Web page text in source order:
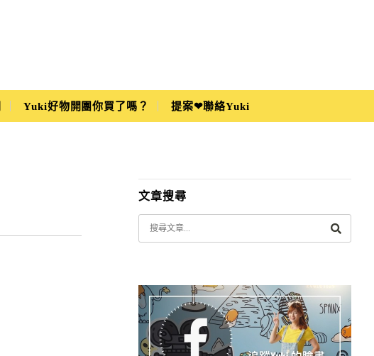
Yuki好物開團你買了嗎？ 提案❤聯絡Yuki
文章搜尋